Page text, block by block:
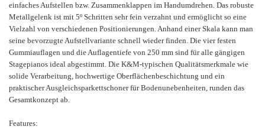
einfaches Aufstellen bzw. Zusammenklappen im Handumdrehen. Das robuste
Metallgelenk ist mit 5º Schritten sehr fein verzahnt und ermöglicht so eine
Vielzahl von verschiedenen Positionierungen. Anhand einer Skala kann man
seine bevorzugte Aufstellvariante schnell wieder finden. Die vier festen
Gummiauflagen und die Auflagentiefe von 250 mm sind für alle gängigen
Stagepianos ideal abgestimmt. Die K&M-typischen Qualitätsmerkmale wie
solide Verarbeitung, hochwertige Oberflächenbeschichtung und ein
praktischer Ausgleichsparkettschoner für Bodenunebenheiten, runden das
Gesamtkonzept ab.
Features: